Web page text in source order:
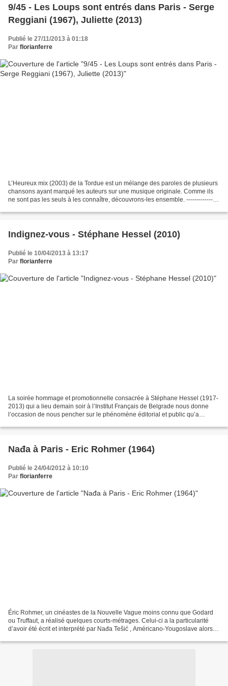
9/45 - Les Loups sont entrés dans Paris - Serge
Reggiani (1967), Juliette (2013)
Publié le 27/11/2013 à 01:18
Par florianferre
L’Heureux mix (2003) de la Tordue est un mélange des paroles de plusieurs
chansons ayant marqué les auteurs sur une musique originale. Comme ils
ne sont pas les seuls à les connaître, découvrons-les ensemble. ---------------
Indignez-vous - Stéphane Hessel (2010)
Publié le 10/04/2013 à 13:17
Par florianferre
La soirée hommage et promotionnelle consacrée à Stéphane Hessel (1917-
2013) qui a lieu demain soir à l’Institut Français de Belgrade nous donne
l’occasion de nous pencher sur le phénomène éditorial et public qu’a
Nađa à Paris - Eric Rohmer (1964)
Publié le 24/04/2012 à 10:10
Par florianferre
Éric Rohmer, un cinéastes de la Nouvelle Vague moins connu que Godard
ou Truffaut, a réalisé quelques courts-métrages. Celui-ci a la particularité
d’avoir été écrit et interprété par Nađa Tešić , Américano-Yougoslave alors